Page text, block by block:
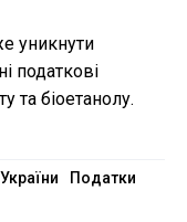
уникнути
податкові
та біоетанолу.
Податки